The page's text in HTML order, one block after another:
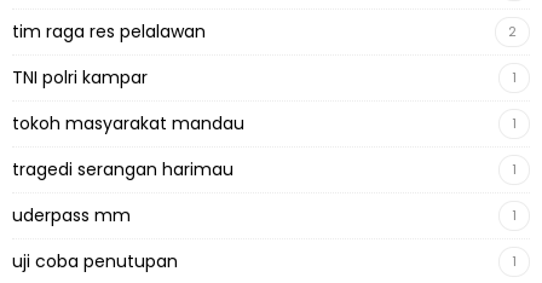
tim raga res pelalawan 2
TNI polri kampar 1
tokoh masyarakat mandau 1
tragedi serangan harimau 1
uderpass mm 1
uji coba penutupan 1